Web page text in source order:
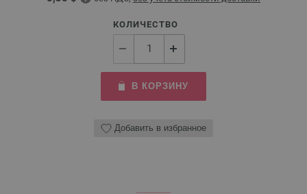
КОЛИЧЕСТВО
В КОРЗИНУ
Добавить в избранное